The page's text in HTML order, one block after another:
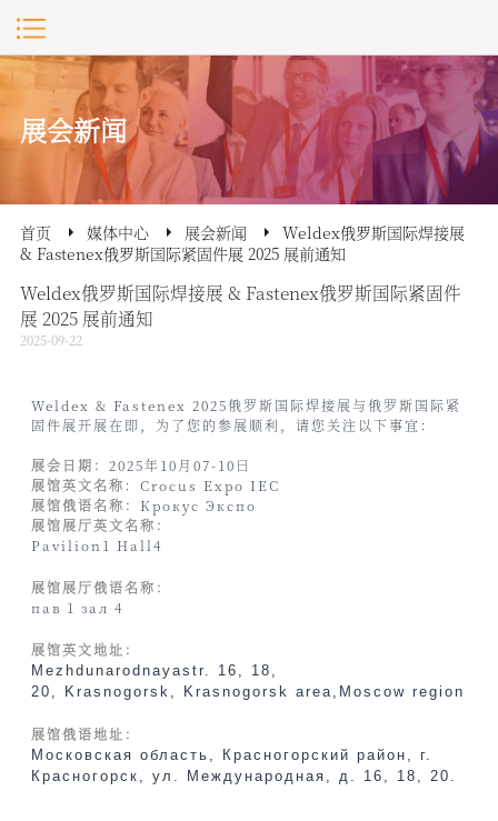
展会新闻
首页 媒体中心 展会新闻
Weldex俄罗斯国际焊接展
& Fastenex俄罗斯国际紧固件展 2025 展前通知
Weldex俄罗斯国际焊接展 & Fastenex俄罗斯国际紧固件
展 2025 展前通知
2025-09-22
Weldex & Fastenex 2025俄罗斯国际焊接展与俄罗斯国际紧
固件展开展在即，为了您的参展顺利，请您关注以下事宜：
展会日期： 2025年10月07-10日
展馆英文名称 ：Crocus Expo IEC
展馆俄语名称： Крокус Экспо
展馆展厅英文名称：
Pavilion 1 Hall4
展馆展厅俄语名称：
пав 1 зал 4
展馆英文地址：
Mezhdunarodnayastr. 16, 18,
20,
Krasnogorsk , Krasnogorsk area, Moscow region
展馆俄语地址：
Московская область, Красногорский район, г.
Красногорск, ул.
Международная, д. 16, 18, 20.